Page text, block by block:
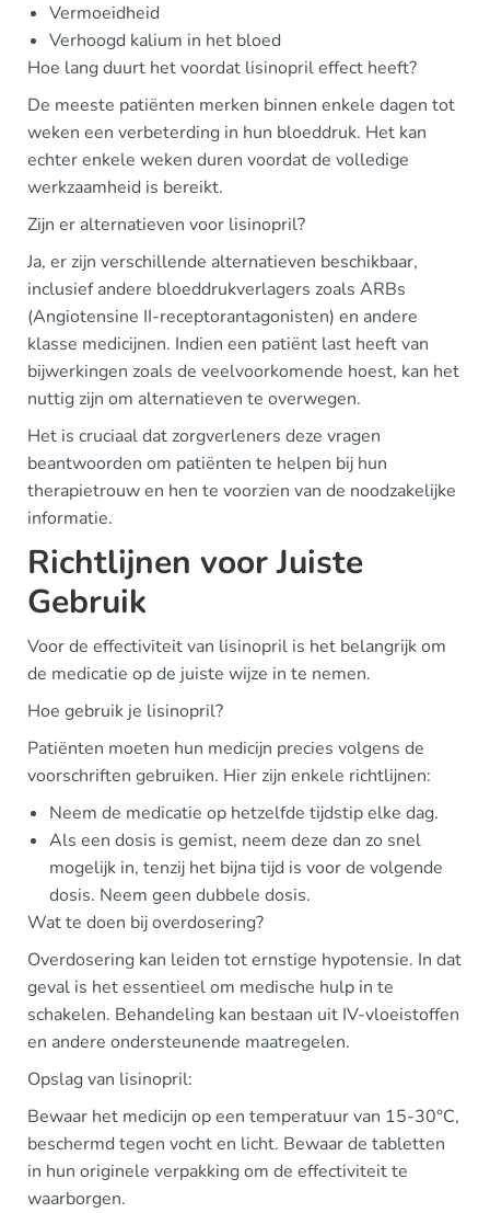
Vermoeidheid
Verhoogd kalium in het bloed
Hoe lang duurt het voordat lisinopril effect heeft?
De meeste patiënten merken binnen enkele dagen tot
weken een verbeterding in hun bloeddruk. Het kan
echter enkele weken duren voordat de volledige
werkzaamheid is bereikt.
Zijn er alternatieven voor lisinopril?
Ja, er zijn verschillende alternatieven beschikbaar,
inclusief andere bloeddrukverlagers zoals ARBs
(Angiotensine II-receptorantagonisten) en andere
klasse medicijnen. Indien een patiënt last heeft van
bijwerkingen zoals de veelvoorkomende hoest, kan het
nuttig zijn om alternatieven te overwegen.
Het is cruciaal dat zorgverleners deze vragen
beantwoorden om patiënten te helpen bij hun
therapietrouw en hen te voorzien van de noodzakelijke
informatie.
Richtlijnen voor Juiste
Gebruik
Voor de effectiviteit van lisinopril is het belangrijk om
de medicatie op de juiste wijze in te nemen.
Hoe gebruik je lisinopril?
Patiënten moeten hun medicijn precies volgens de
voorschriften gebruiken. Hier zijn enkele richtlijnen:
Neem de medicatie op hetzelfde tijdstip elke dag.
Als een dosis is gemist, neem deze dan zo snel
mogelijk in, tenzij het bijna tijd is voor de volgende
dosis. Neem geen dubbele dosis.
Wat te doen bij overdosering?
Overdosering kan leiden tot ernstige hypotensie. In dat
geval is het essentieel om medische hulp in te
schakelen. Behandeling kan bestaan uit IV-vloeistoffen
en andere ondersteunende maatregelen.
Opslag van lisinopril:
Bewaar het medicijn op een temperatuur van 15-30°C,
beschermd tegen vocht en licht. Bewaar de tabletten
in hun originele verpakking om de effectiviteit te
waarborgen.